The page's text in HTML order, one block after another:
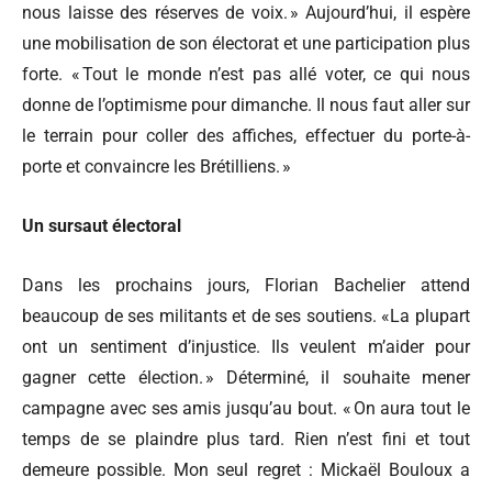
nous laisse des réserves de voix. » Aujourd’hui, il espère
une mobilisation de son électorat et une participation plus
forte. « Tout le monde n’est pas allé voter, ce qui nous
donne de l’optimisme pour dimanche. Il nous faut aller sur
le terrain pour coller des affiches, effectuer du porte-à-
porte et convaincre les Brétilliens. »
Un sursaut électoral
Dans les prochains jours, Florian Bachelier attend
beaucoup de ses militants et de ses soutiens. «La plupart
ont un sentiment d’injustice. Ils veulent m’aider pour
gagner cette élection. » Déterminé, il souhaite mener
campagne avec ses amis jusqu’au bout. « On aura tout le
temps de se plaindre plus tard. Rien n’est fini et tout
demeure possible. Mon seul regret : Mickaël Bouloux a